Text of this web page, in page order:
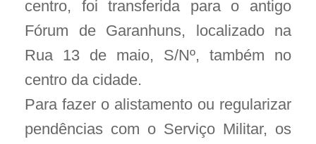
centro, foi transferida para o antigo
Fórum de Garanhuns, localizado na
Rua 13 de maio, S/Nº, também no
centro da cidade.
Para fazer o alistamento ou regularizar
pendências com o Serviço Militar, os